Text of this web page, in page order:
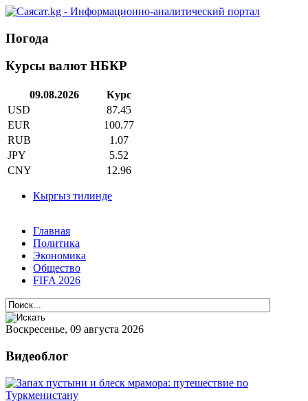
Погода
Курсы валют НБКР
09.08.2026
Курс
USD
87.45
EUR
100.77
RUB
1.07
JPY
5.52
CNY
12.96
Кыргыз тилинде
Главная
Политика
Экономика
Общество
FIFA 2026
Воскресенье, 09 августа 2026
Видеоблог